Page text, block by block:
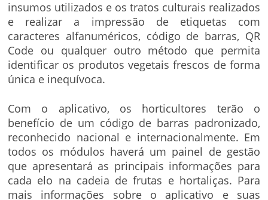
insumos utilizados e os tratos culturais realizados
e realizar a impressão de etiquetas com
caracteres alfanuméricos, código de barras, QR
Code ou qualquer outro método que permita
identificar os produtos vegetais frescos de forma
única e inequívoca.
Com o aplicativo, os horticultores terão o
benefício de um código de barras padronizado,
reconhecido nacional e internacionalmente. Em
todos os módulos haverá um painel de gestão
que apresentará as principais informações para
cada elo na cadeia de frutas e hortaliças. Para
mais informações sobre o aplicativo e suas